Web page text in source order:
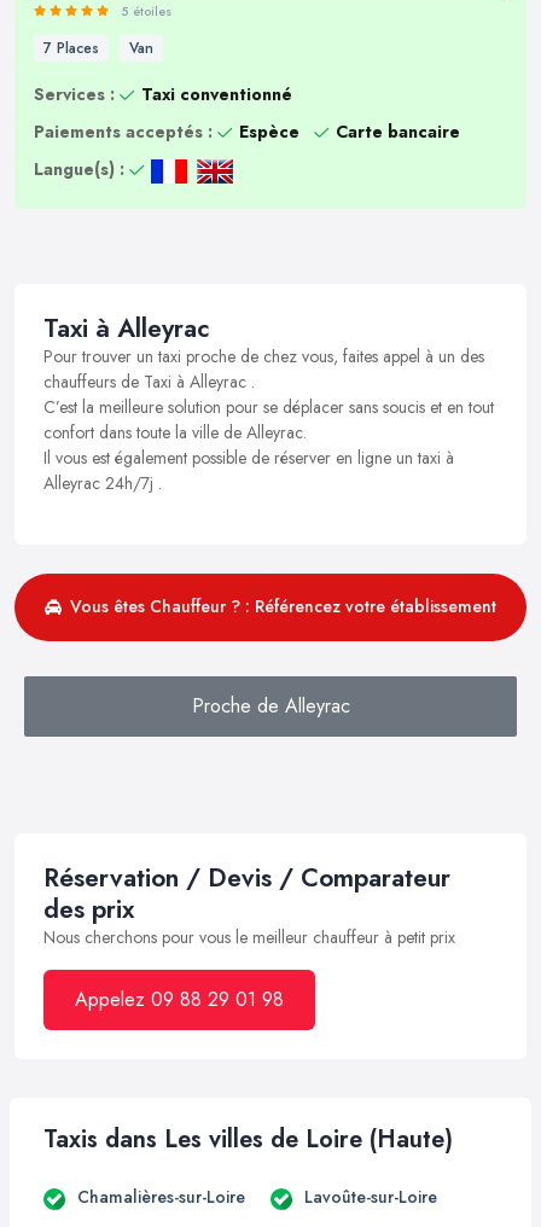
5 étoiles
7 Places Van
Services :
Taxi conventionné
Paiements acceptés :
Espèce
Carte bancaire
Langue(s) :
Taxi à Alleyrac
Pour trouver un taxi proche de chez vous, faites appel à un des
chauffeurs de Taxi à Alleyrac .
C’est la meilleure solution pour se déplacer sans soucis et en tout
confort dans toute la ville de Alleyrac.
Il vous est également possible de réserver en ligne un taxi à
Alleyrac 24h/7j .
Vous êtes Chauffeur ? : Référencez votre établissement
Proche de Alleyrac
Réservation / Devis / Comparateur
des prix
Nous cherchons pour vous le meilleur chauffeur à petit prix
Appelez 09 88 29 01 98
Taxis dans Les villes de Loire (Haute)
Chamalières-sur-Loire Lavoûte-sur-Loire